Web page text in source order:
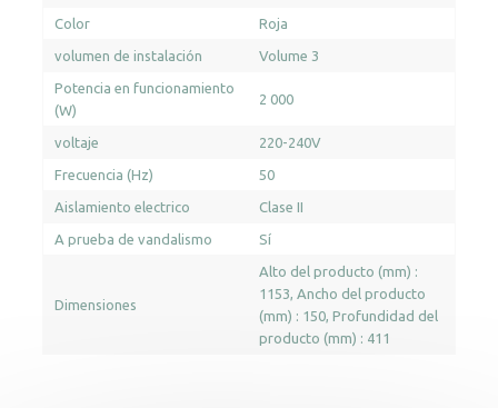
Color Roja
volumen de instalación Volume 3
Potencia en funcionamiento
(W)
2 000
voltaje 220-240V
Frecuencia (Hz) 50
Aislamiento electrico Clase II
A prueba de vandalismo Sí
Dimensiones
Alto del producto (mm) :
1153 Ancho del producto
(mm) : 150 Profundidad del
producto (mm) : 411